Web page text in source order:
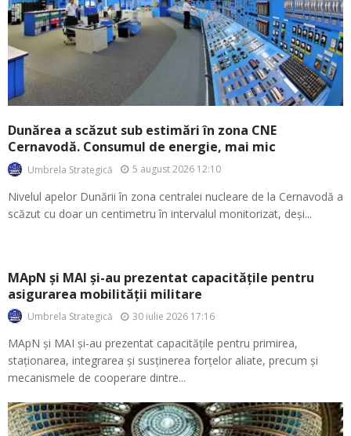
Dunărea a scăzut sub estimări în zona CNE
Cernavodă. Consumul de energie, mai mic
Umbrela Strategică 5 august 2026 12:10
Nivelul apelor Dunării în zona centralei nucleare de la Cernavodă a
scăzut cu doar un centimetru în intervalul monitorizat, deși...
MApN și MAI și-au prezentat capacitățile pentru
asigurarea mobilității militare
Umbrela Strategică 30 iulie 2026 17:16
MApN și MAI și-au prezentat capacitățile pentru primirea,
staționarea, integrarea și susținerea forțelor aliate, precum și
mecanismele de cooperare dintre...